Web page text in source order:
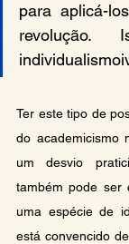
para aplicá-
revolução.
individualismo
Ter este tipo de
do academicismo
um desvio
também pode ser
uma espécie de
está convencido